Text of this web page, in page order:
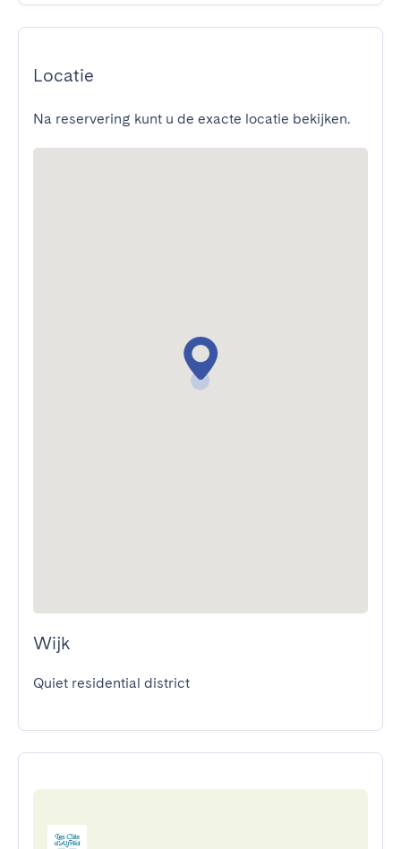
Locatie
Na reservering kunt u de exacte locatie bekijken.
Wijk
Quiet residential district